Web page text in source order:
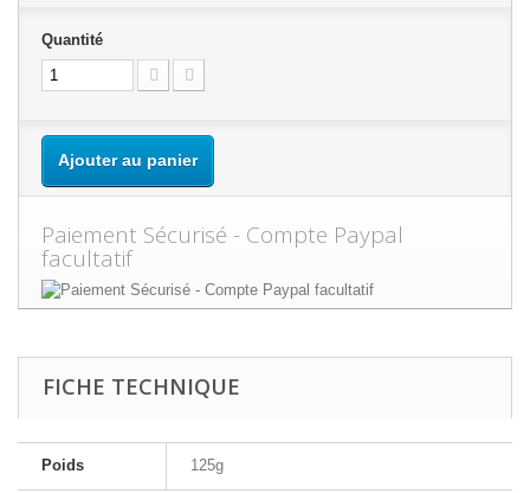
Quantité
Ajouter au panier
Paiement Sécurisé - Compte Paypal
facultatif
FICHE TECHNIQUE
Poids 125g